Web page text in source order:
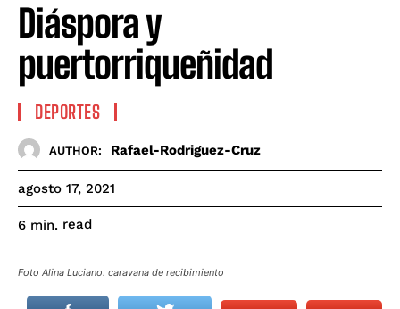
Diáspora y
puertorriqueñidad
DEPORTES
AUTHOR: Rafael-Rodriguez-Cruz
agosto 17, 2021
6 min. read
Foto Alina Luciano. caravana de recibimiento